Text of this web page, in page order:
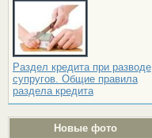
Раздел кредита при разводе
супругов. Общие правила
раздела кредита
Новые фото